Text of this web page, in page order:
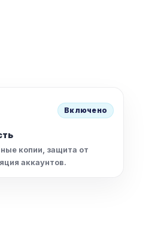
Включено
копии, защита от
аккаунтов.